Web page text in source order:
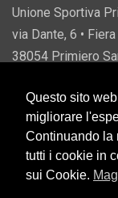
Unione Sportiva
via Dante, 6 •
38054 Primiero
Questo sito
migliorare
Continuando la
tutti i cookie in
sui Cookie.